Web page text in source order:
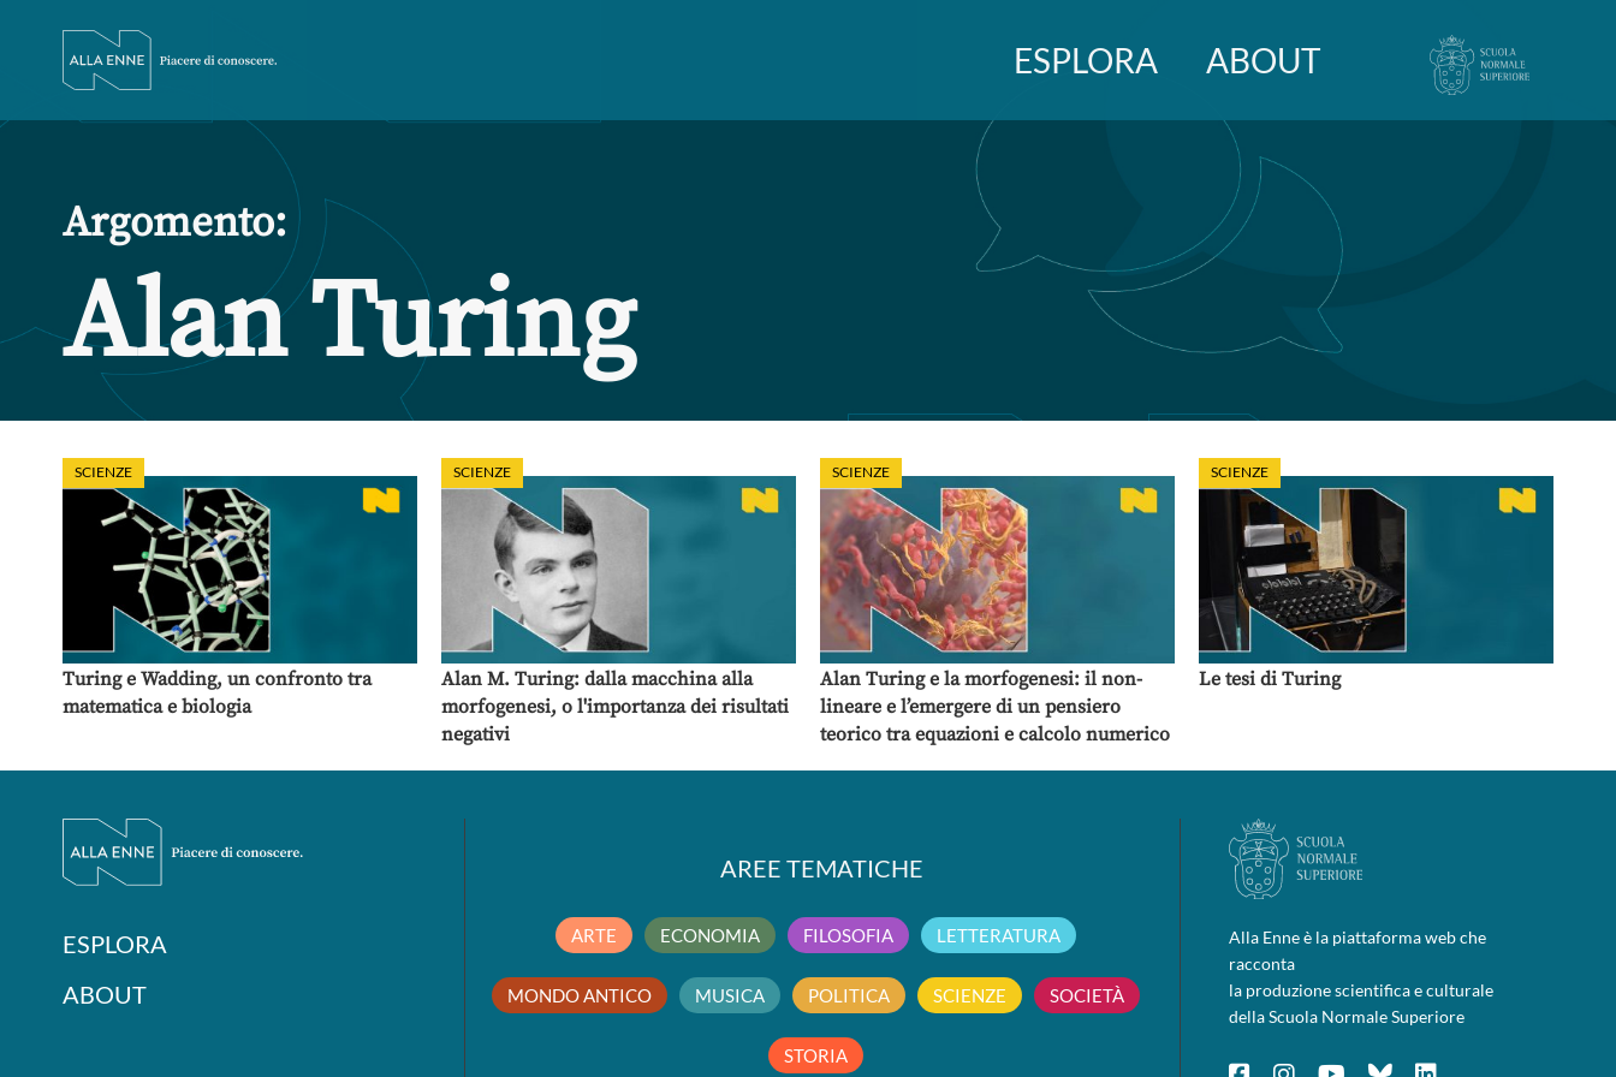
ESPLORA ABOUT
Argomento:
Alan Turing
SCIENZE
Turing e Wadding, un confronto tra
matematica e biologia
SCIENZE
Alan M. Turing: dalla macchina alla
morfogenesi, o l'importanza dei risultati
negativi
SCIENZE
Alan Turing e la morfogenesi: il non-
lineare e l’emergere di un pensiero
teorico tra equazioni e calcolo numerico
SCIENZE
Le tesi di Turing
ESPLORA
ABOUT
AREE TEMATICHE
ARTE ECONOMIA FILOSOFIA LETTERATURA
MONDO ANTICO MUSICA POLITICA SCIENZE SOCIETÀ
STORIA
Alla Enne è la piattaforma web che
racconta
la produzione scientifica e culturale
della Scuola Normale Superiore